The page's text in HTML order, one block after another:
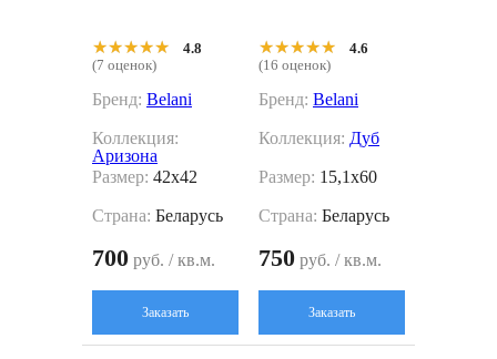
★★★★★
★★★★★
4.8
(7 оценок)
Бренд: Belani
Коллекция:
Аризона
Размер: 42x42
Страна: Беларусь
700 руб. / кв.м.
Заказать
★★★★★
★★★★★
4.6
(16 оценок)
Бренд: Belani
Коллекция: Дуб
Размер: 15,1x60
Страна: Беларусь
750 руб. / кв.м.
Заказать